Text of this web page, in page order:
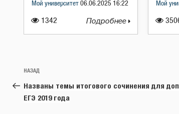
1342
Мой университет 06.06.2025 16:22
Подробнее
Мой
Навигация
по
записям
Предыдущая
запись:
НАЗАД
Названы темы итогового сочинения для
ЕГЭ 2019 года